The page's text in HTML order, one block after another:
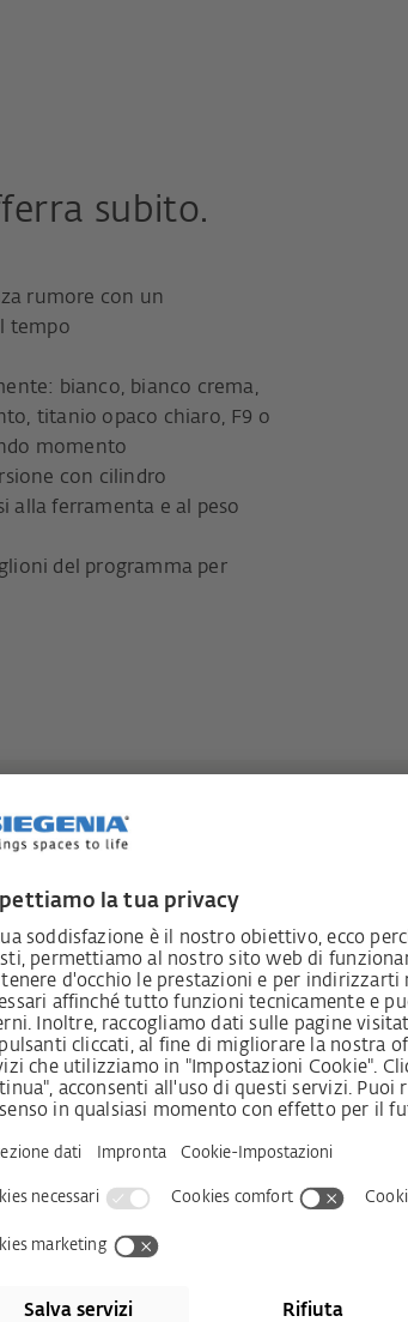
subito.
rumore con un
tempo
bianco, bianco crema,
titanio opaco chiaro, F9 o
momento
con cilindro
alla ferramenta e al peso
del programma per